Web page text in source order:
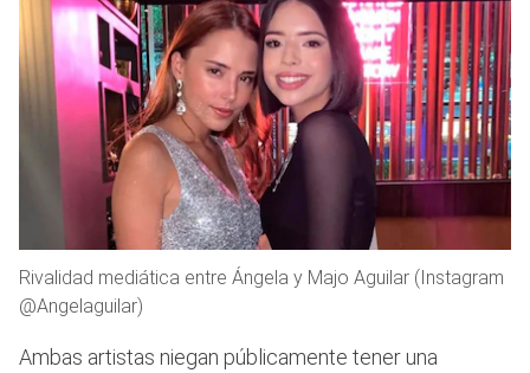
Rivalidad mediática entre Ángela y Majo Aguilar (Instagram
@Angelaguilar)
Ambas artistas niegan públicamente tener una